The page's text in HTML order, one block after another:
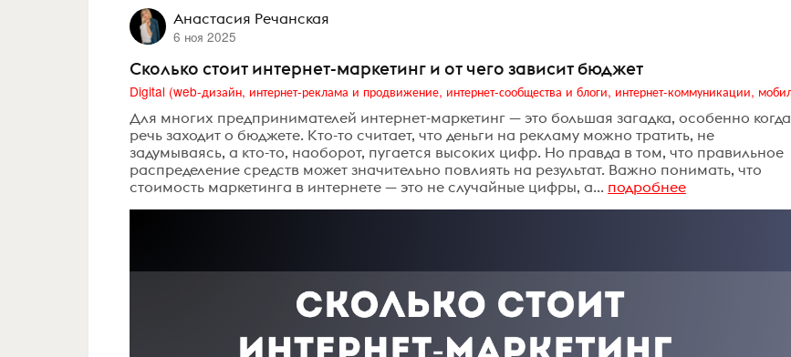
Анастасия Речанская
6 ноя 2025
Сколько стоит интернет-маркетинг и от чего зависит бюджет
Для многих предпринимателей интернет-маркетинг — это большая загадка, особенно когда
речь заходит о бюджете. Кто-то считает, что деньги на рекламу можно тратить, не
задумываясь, а кто-то, наоборот, пугается высоких цифр. Но правда в том, что правильное
распределение средств может значительно повлиять на результат. Важно понимать, что
стоимость маркетинга в интернете — это не случайные цифры, а... подробнее